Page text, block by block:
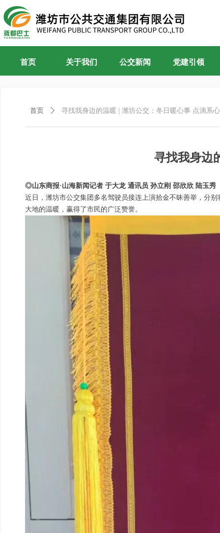
首页 关于我们 公交新闻 党建引领
寻找我身边
◎山东商报·山海新闻记者 于大龙 通讯员 孙立刚 邵欣欣 陆玉秀
近日，潍坊市公交集团多名驾驶员接连上演拾金不昧善举，分
大地的温暖，赢得了市民的广泛赞誉。
首页 ꄲ 寻找我身边的温暖 | 潍坊公交：冬日暖心事 点滴系